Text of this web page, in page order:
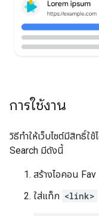
การใช้งาน
วิธีทำให้เว็บไซต์มีสิทธิ์ใ
Search มีดังนี้
สร้างไอคอน Fav
ใส่แท็ก <link>